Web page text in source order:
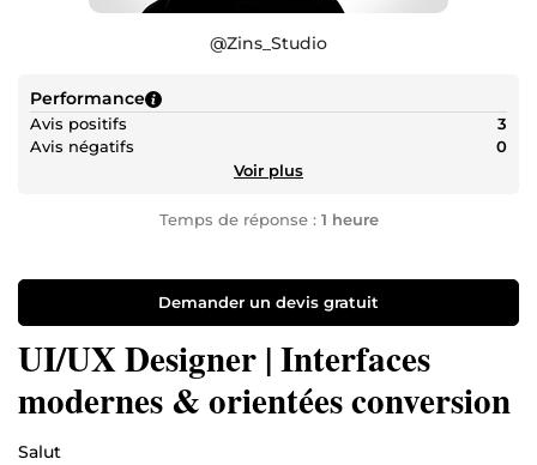
@Zins_Studio
Performance
Avis positifs
3
Avis négatifs
0
Voir plus
Temps de réponse : 1 heure
Demander un devis gratuit
UI/UX Designer | Interfaces
modernes & orientées conversion
Salut